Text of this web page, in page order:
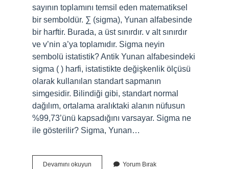
sayının toplamını temsil eden matematiksel
bir semboldür. ∑ (sigma), Yunan alfabesinde
bir harftir. Burada, a üst sınırdır. v alt sınırdır
ve v’nin a’ya toplamıdır. Sigma neyin
sembolü istatistik? Antik Yunan alfabesindeki
sigma ( ) harfi, istatistikte değişkenlik ölçüsü
olarak kullanılan standart sapmanın
simgesidir. Bilindiği gibi, standart normal
dağılım, ortalama aralıktaki alanın nüfusun
%99,73’ünü kapsadığını varsayar. Sigma ne
ile gösterilir? Sigma, Yunan…
Devamını okuyun Yorum Bırak